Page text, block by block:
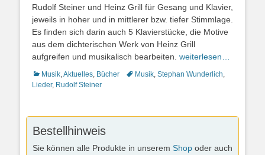
Rudolf Steiner und Heinz Grill für Gesang und Klavier,
jeweils in hoher und in mittlerer bzw. tiefer Stimmlage.
Es finden sich darin auch 5 Klavierstücke, die Motive
aus dem dichterischen Werk von Heinz Grill
aufgreifen und musikalisch bearbeiten. weiterlesen…
Kategorien
Musik,Aktuelles, Bücher Schlagworte
Musik, Stephan Wunderlich,
Lieder, Rudolf Steiner
Bestellhinweis
Sie können alle Produkte in unserem Shop oder auch